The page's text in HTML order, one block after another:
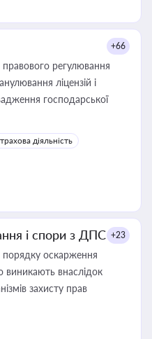
+66
правового регулювання
ліцензій і
господарської
діяльність
і спори з ДПС +23
порядку оскарження
виникають внаслідок
захисту прав